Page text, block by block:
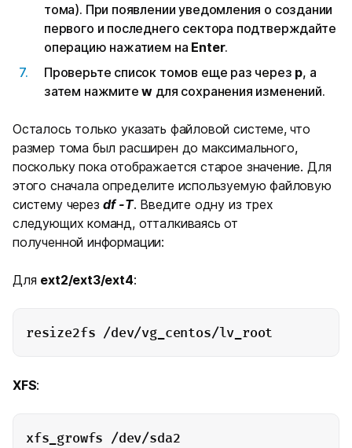
тома). При появлении уведомления о создании
первого и последнего сектора подтверждайте
операцию нажатием на Enter.
Проверьте список томов еще раз через p, а
затем нажмитеw для сохранения изменений.
Осталось только указать файловой системе, что
размер тома был расширен до максимального,
поскольку пока отображается старое значение. Для
этого сначала определите используемую файловую
систему черезdf -T. Введите одну из трех
следующих команд, отталкиваясь от
полученной информации:
Для ext2/ext3/ext4:
resize2fs /dev/vg_centos/lv_root
XFS:
xfs_growfs /dev/sda2